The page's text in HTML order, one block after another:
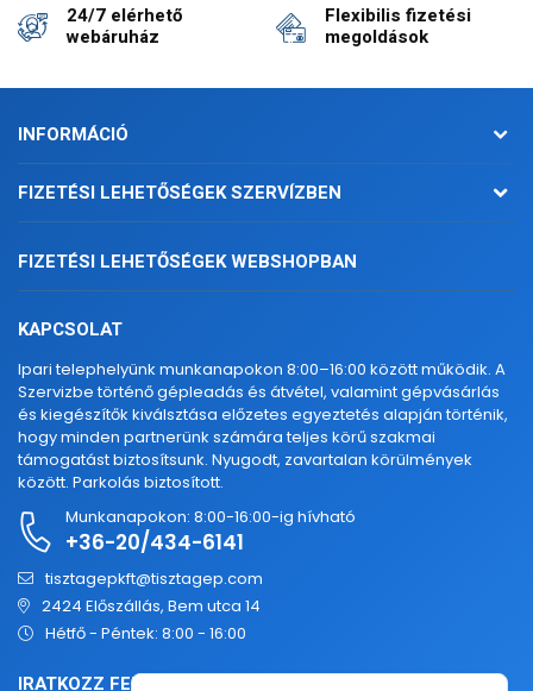
24/7 elérhető
webáruház
Flexibilis fizetési
megoldások
INFORMÁCIÓ
FIZETÉSI LEHETŐSÉGEK SZERVÍZBEN
FIZETÉSI LEHETŐSÉGEK WEBSHOPBAN
KAPCSOLAT
Ipari telephelyünk munkanapokon 8:00–16:00 között működik. A
Szervizbe történő gépleadás és átvétel, valamint gépvásárlás
és kiegészítők kiválsztása előzetes egyeztetés alapján történik,
hogy minden partnerünk számára teljes körű szakmai
támogatást biztosítsunk. Nyugodt, zavartalan körülmények
között. Parkolás biztosított.
Munkanapokon: 8:00-16:00-ig hívható
+36-20/434-6141
tisztagepkft@tisztagep.com
2424 Előszállás, Bem utca 14
Hétfő - Péntek: 8:00 - 16:00
IRATKOZZ FEL HETI HÍRLEVELÜNKRE